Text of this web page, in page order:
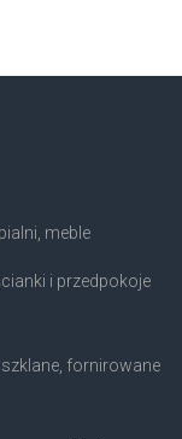
meble
i przedpokoje
szklane, fornirowane